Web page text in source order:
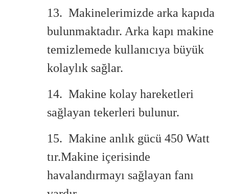
13. Makinelerimizde arka kapıda
bulunmaktadır. Arka kapı makine
temizlemede kullanıcıya büyük
kolaylık sağlar.
14. Makine kolay hareketleri
sağlayan tekerleri bulunur.
15. Makine anlık gücü 450 Watt
tır.Makine içerisinde
havalandırmayı sağlayan fanı